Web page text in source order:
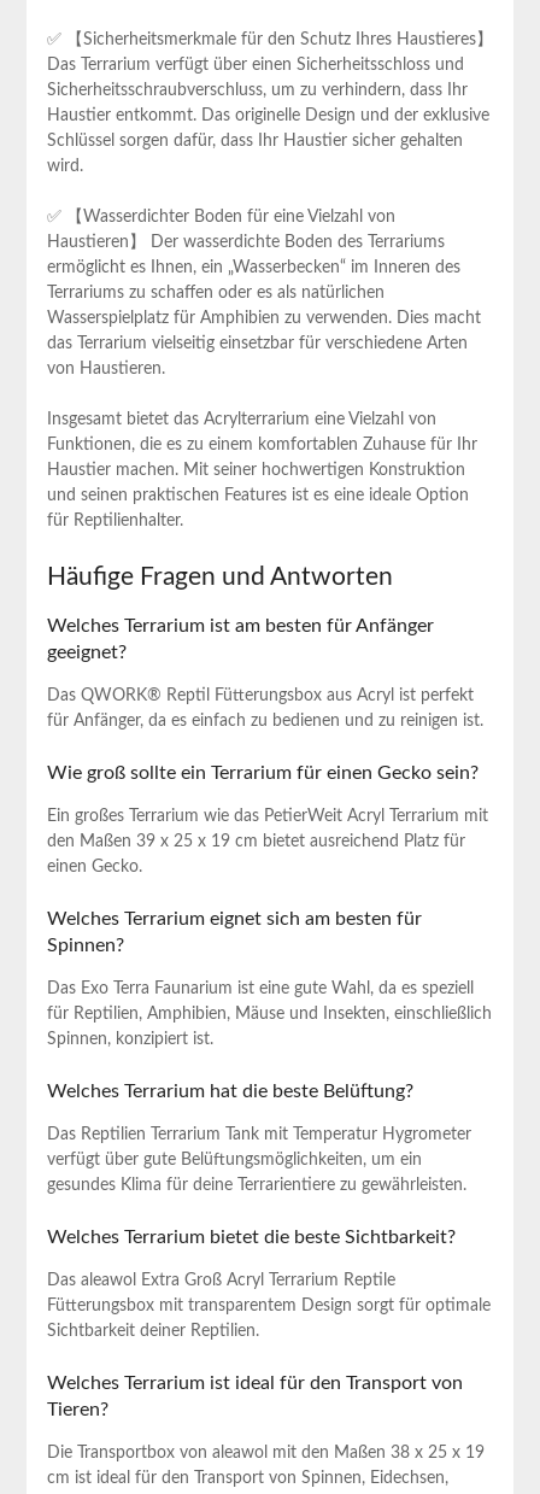
✅ 【Sicherheitsmerkmale für den Schutz Ihres Haustieres】
Das Terrarium verfügt über einen ⁤Sicherheitsschloss und
Sicherheitsschraubverschluss, um zu verhindern, dass ‌Ihr
Haustier ‌entkommt. Das originelle Design und der exklusive
Schlüssel ⁣sorgen dafür, dass Ihr Haustier sicher gehalten
wird.
✅ 【Wasserdichter Boden ⁢für eine Vielzahl von
⁣Haustieren】 Der wasserdichte Boden des Terrariums
ermöglicht es Ihnen, ein⁣ „Wasserbecken“ im Inneren des
Terrariums zu schaffen⁣ oder es als natürlichen
Wasserspielplatz für Amphibien ‍zu verwenden. ⁢Dies ‌macht
das Terrarium ​vielseitig einsetzbar für verschiedene​ Arten
von Haustieren.
Insgesamt ⁣bietet das Acrylterrarium​ eine Vielzahl von
‌Funktionen, die es zu einem komfortablen Zuhause für Ihr
Haustier machen. Mit seiner hochwertigen ‌Konstruktion
und seinen praktischen Features ist es eine ideale Option
für Reptilienhalter.
Häufige⁢ Fragen und Antworten
Welches Terrarium ‌ist am besten für Anfänger
geeignet?
Das ⁣QWORK® Reptil Fütterungsbox ⁣aus‍ Acryl ‍ist perfekt
für‌ Anfänger, da⁣ es einfach zu bedienen und zu reinigen ist.
Wie groß sollte ein Terrarium ​für einen ​Gecko sein?
Ein großes Terrarium ⁤wie das PetierWeit Acryl Terrarium mit
den Maßen⁢ 39 x‍ 25 x 19 ⁤cm bietet⁢ ausreichend Platz‍ für
einen⁢ Gecko.
Welches⁣ Terrarium eignet sich ‌am besten für
‌Spinnen?
Das ‍Exo Terra Faunarium ist eine gute Wahl, da es speziell
für Reptilien, ⁣Amphibien, Mäuse und Insekten, einschließlich
Spinnen, konzipiert ist.
Welches Terrarium hat die beste Belüftung?
Das Reptilien Terrarium Tank mit Temperatur Hygrometer
verfügt über ‍gute Belüftungsmöglichkeiten, ‌um ein
gesundes​ Klima für ⁣deine Terrarientiere zu gewährleisten.
Welches Terrarium bietet die beste Sichtbarkeit?
Das aleawol Extra Groß Acryl Terrarium Reptile
Fütterungsbox‍ mit​ transparentem Design sorgt für optimale
Sichtbarkeit deiner Reptilien.
Welches Terrarium ist ideal für den Transport ⁣von
Tieren?
Die Transportbox von aleawol mit den Maßen 38 x ⁣25 x 19
cm ist ideal‍ für den Transport von Spinnen, Eidechsen,